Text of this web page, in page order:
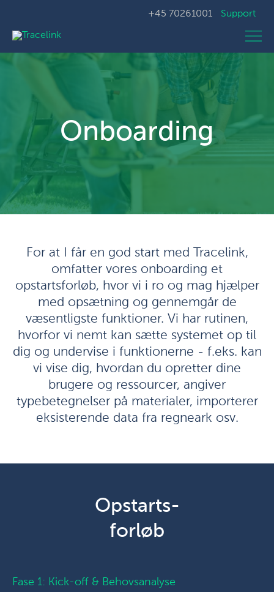
+45 70261001 Support
Onboarding
For at I får en god start med Tracelink,
omfatter vores onboarding et
opstartsforløb, hvor vi i ro og mag hjælper
med opsætning og gennemgår de
væsentligste funktioner. Vi har rutinen,
hvorfor vi nemt kan sætte systemet op til
dig og undervise i funktionerne - f.eks. kan
vi vise dig, hvordan du opretter dine
brugere og ressourcer, angiver
typebetegnelser på materialer, importerer
eksisterende data fra regneark osv.
Opstarts-
forløb
Fase 1: Kick-off & Behovsanalyse